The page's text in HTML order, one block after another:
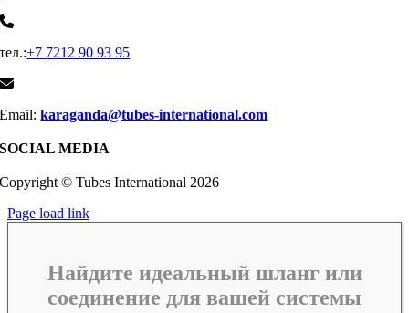
тел.:+7 7212 90 93 95
Email:karaganda@tubes-international.com
SOCIAL MEDIA
Copyright © Tubes International 2026
Page load link
Найдите идеальный шланг или
соединение для вашей системы